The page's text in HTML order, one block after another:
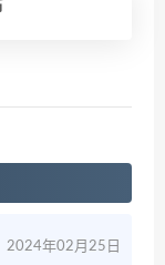
2024年02月25日